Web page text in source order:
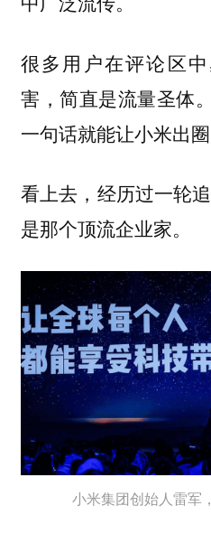
很多用户在评论区
害，简直是流量圣体
一句话就能让小米出
看上去，经历过一轮
是那个顶流企业家。
小米集团创始人雷军